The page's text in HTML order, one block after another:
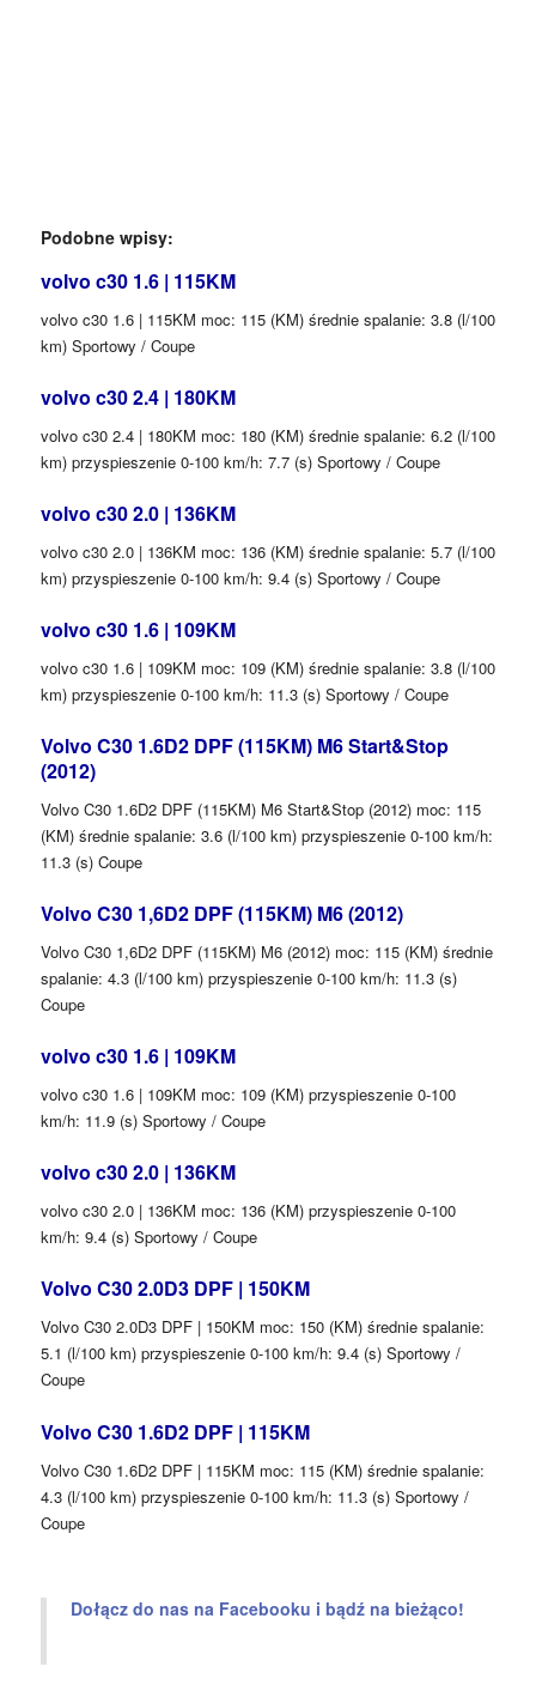
Podobne wpisy:
volvo c30 1.6 | 115KM
volvo c30 1.6 | 115KM moc: 115 (KM) średnie spalanie: 3.8 (l/100
km) Sportowy / Coupe
volvo c30 2.4 | 180KM
volvo c30 2.4 | 180KM moc: 180 (KM) średnie spalanie: 6.2 (l/100
km) przyspieszenie 0-100 km/h: 7.7 (s) Sportowy / Coupe
volvo c30 2.0 | 136KM
volvo c30 2.0 | 136KM moc: 136 (KM) średnie spalanie: 5.7 (l/100
km) przyspieszenie 0-100 km/h: 9.4 (s) Sportowy / Coupe
volvo c30 1.6 | 109KM
volvo c30 1.6 | 109KM moc: 109 (KM) średnie spalanie: 3.8 (l/100
km) przyspieszenie 0-100 km/h: 11.3 (s) Sportowy / Coupe
Volvo C30 1.6D2 DPF (115KM) M6 Start&Stop
(2012)
Volvo C30 1.6D2 DPF (115KM) M6 Start&Stop (2012) moc: 115
(KM) średnie spalanie: 3.6 (l/100 km) przyspieszenie 0-100 km/h:
11.3 (s) Coupe
Volvo C30 1,6D2 DPF (115KM) M6 (2012)
Volvo C30 1,6D2 DPF (115KM) M6 (2012) moc: 115 (KM) średnie
spalanie: 4.3 (l/100 km) przyspieszenie 0-100 km/h: 11.3 (s)
Coupe
volvo c30 1.6 | 109KM
volvo c30 1.6 | 109KM moc: 109 (KM) przyspieszenie 0-100
km/h: 11.9 (s) Sportowy / Coupe
volvo c30 2.0 | 136KM
volvo c30 2.0 | 136KM moc: 136 (KM) przyspieszenie 0-100
km/h: 9.4 (s) Sportowy / Coupe
Volvo C30 2.0D3 DPF | 150KM
Volvo C30 2.0D3 DPF | 150KM moc: 150 (KM) średnie spalanie:
5.1 (l/100 km) przyspieszenie 0-100 km/h: 9.4 (s) Sportowy /
Coupe
Volvo C30 1.6D2 DPF | 115KM
Volvo C30 1.6D2 DPF | 115KM moc: 115 (KM) średnie spalanie:
4.3 (l/100 km) przyspieszenie 0-100 km/h: 11.3 (s) Sportowy /
Coupe
Dołącz do nas na Facebooku i bądź na bieżąco!